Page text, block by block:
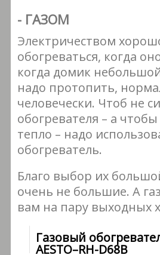
- ГАЗОМ
Электричеством
обогреваться, когда
когда домик
надо протопить,
человечески. Чтоб не
обогревателя – а
тепло – надо
обогреватель.
Благо выбор их
очень не большие. А
вам на пару выходных
Газовый
AESTO–RH-D68B